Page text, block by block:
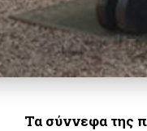
Τα σύννεφα της